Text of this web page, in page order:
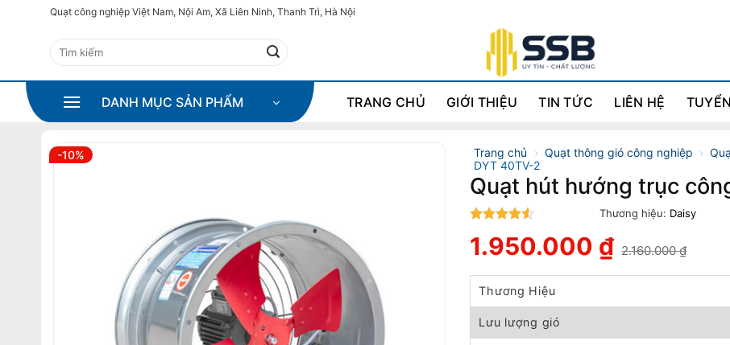
Quạt công nghiệp Việt Nam, Nội Am, Xã Liên Ninh, Thanh Trì, Hà Nội
Tìm
DANH MỤC SẢN PHẨM TRANG CHỦ GIỚI THIỆU TIN TỨC LIÊN HỆ
-10% Trang chủ › Quạt thông gió công nghiệp ›
DYT 40TV-2
Quạt hút hướng trục
4.5
Thương hiệu: Daisy
2.160.000₫
gốc
là:
2.160.000 ₫.
1.950.000 ₫
hiện
tại
1.950.000 ₫.
Thương Hiệu
Lưu lượng gió